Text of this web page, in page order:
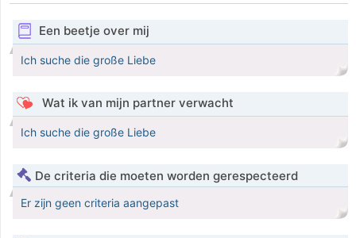
Een beetje over mij
Ich suche die große Liebe
Wat ik van mijn partner verwacht
Ich suche die große Liebe
De criteria die moeten worden gerespecteerd
Er zijn geen criteria aangepast